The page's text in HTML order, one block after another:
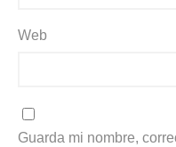
Web
Guarda mi nombre,